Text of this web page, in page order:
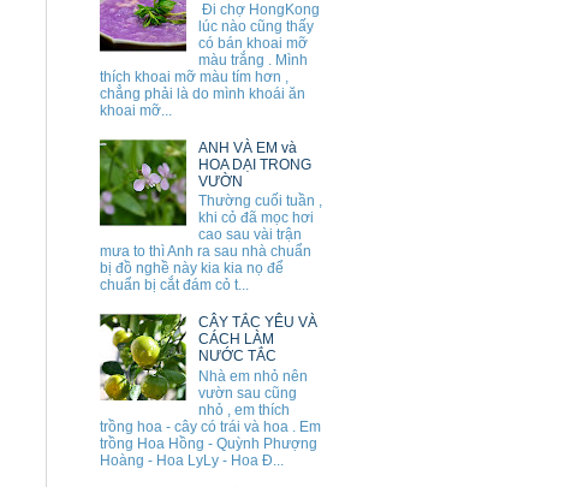
Đi chợ HongKong
lúc nào cũng thấy
có bán khoai mỡ
màu trắng . Mình
thích khoai mỡ màu tím hơn ,
chẳng phải là do mình khoái ăn
khoai mỡ...
ANH VÀ EM và
HOA DẠI TRONG
VƯỜN
Thường cuối tuần ,
khi cỏ đã mọc hơi
cao sau vài trận
mưa to thì Anh ra sau nhà chuẩn
bị đồ nghề này kia kia nọ để
chuẩn bị cắt đám cỏ t...
CÂY TẮC YÊU VÀ
CÁCH LÀM
NƯỚC TẮC
Nhà em nhỏ nên
vườn sau cũng
nhỏ , em thích
trồng hoa - cây có trái và hoa . Em
trồng Hoa Hồng - Quỳnh Phượng
Hoàng - Hoa LyLy - Hoa Đ...